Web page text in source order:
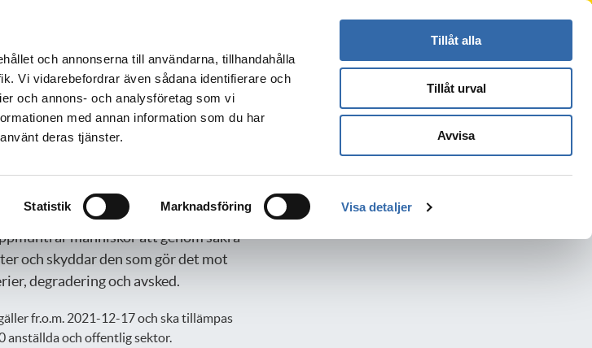
och annonserna till användarna, tillhandahålla
Vi vidarebefordrar även sådana identifierare och
och annons- och analysföretag som vi
med annan information som du har
deras tjänster.
Statistik Marknadsföring Visa detaljer
Tillåt alla
Tillåt urval
Avvisa
Kontakt Logga in Translate
Utbildning Om oss
rättsliga skyldigheter för samtliga
samt kommuner.
människor att genom säkra
och skyddar den som gör det mot
degradering och avsked.
fr.o.m. 2021-12-17 och ska tillämpas
anställda och offentlig sektor.